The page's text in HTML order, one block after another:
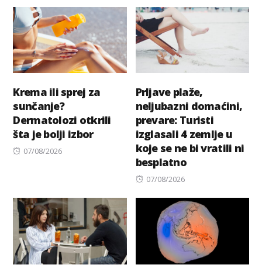
Krema ili sprej za
sunčanje?
Dermatolozi otkrili
šta je bolji izbor
Posted
07/08/2026
Prljave plaže,
neljubazni domaćini,
prevare: Turisti
izglasali 4 zemlje u
koje se ne bi vratili ni
besplatno
Posted
07/08/2026